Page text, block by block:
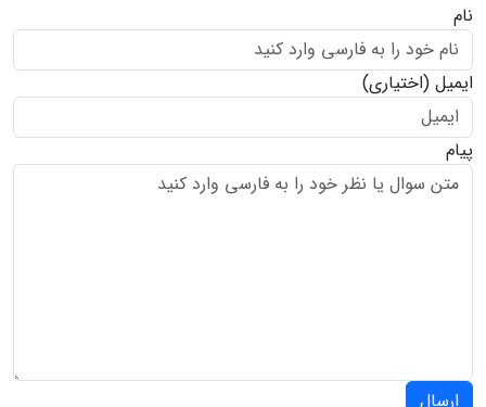
نام
ایمیل (اختیاری)
پیام
ارسال